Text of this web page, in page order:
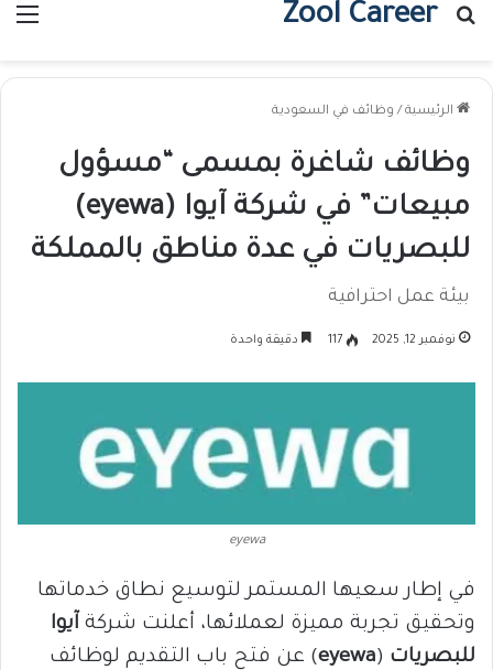
Zool Career
بحث عن
الرئيسية / وظائف في السعودية
وظائف شاغرة بمسمى “مسؤول
مبيعات” في شركة آيوا (eyewa)
للبصريات في عدة مناطق بالمملكة
بيئة عمل احترافية
نوفمبر 12, 2025 117 دقيقة واحدة
eyewa
في إطار سعيها المستمر لتوسيع نطاق خدماتها
وتحقيق تجربة مميزة لعملائها، أعلنت شركة آيوا
للبصريات (
eyewa) عن فتح باب التقديم لوظائف